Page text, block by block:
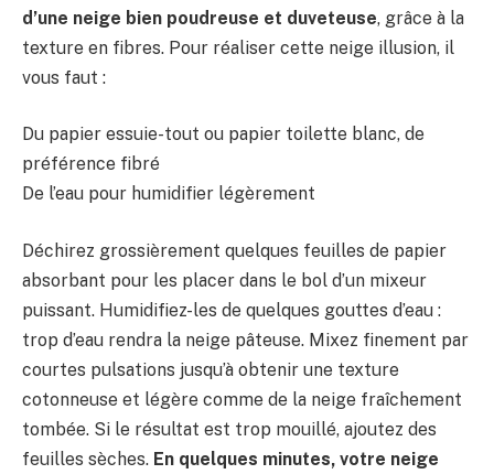
d’une neige bien poudreuse et duveteuse, grâce à la
texture en fibres. Pour réaliser cette neige illusion, il
vous faut :
Du papier essuie-tout ou papier toilette blanc, de
préférence fibré
De l’eau pour humidifier légèrement
Déchirez grossièrement quelques feuilles de papier
absorbant pour les placer dans le bol d’un mixeur
puissant. Humidifiez-les de quelques gouttes d’eau :
trop d’eau rendra la neige pâteuse. Mixez finement par
courtes pulsations jusqu’à obtenir une texture
cotonneuse et légère comme de la neige fraîchement
tombée. Si le résultat est trop mouillé, ajoutez des
feuilles sèches. En quelques minutes, votre neige